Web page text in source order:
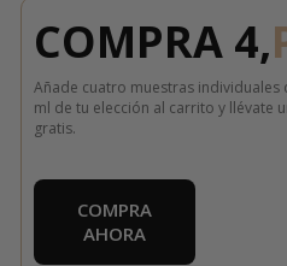
COMPRA 4,
Añade cuatro muestras individuales
ml de tu elección al carrito y llévate
gratis.
COMPRA
AHORA